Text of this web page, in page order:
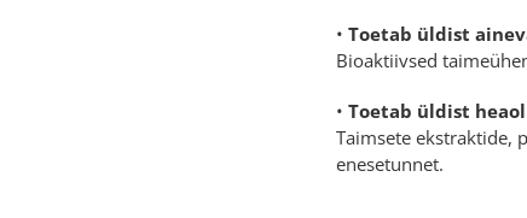
• Toetab üldist
Bioaktiivsed
• Toetab üldist
Taimsete ekstraktide,
enesetunnet.